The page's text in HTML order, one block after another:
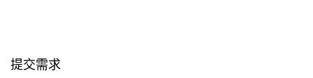
提交需求